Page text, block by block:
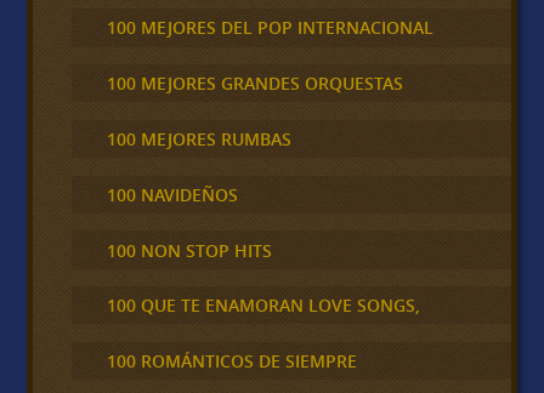
100 MEJORES DEL POP INTERNACIONAL
100 MEJORES GRANDES ORQUESTAS
100 MEJORES RUMBAS
100 NAVIDEÑOS
100 NON STOP HITS
100 QUE TE ENAMORAN LOVE SONGS,
100 ROMÁNTICOS DE SIEMPRE